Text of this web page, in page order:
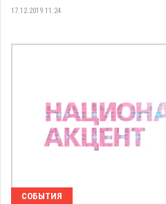
17.12.2019 11:24
СОБЫТИЯ